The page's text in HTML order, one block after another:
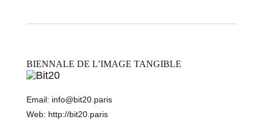
BIENNALE DE L’IMAGE TANGIBLE
Email: info@bit20.paris
Web: http://bit20.paris